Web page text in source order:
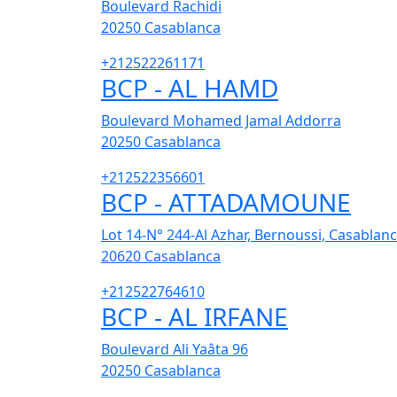
Boulevard Rachidi
20250 Casablanca
+212522261171
BCP - AL HAMD
Boulevard Mohamed Jamal Addorra
20250 Casablanca
+212522356601
BCP - ATTADAMOUNE
Lot 14-N° 244-Al Azhar, Bernoussi,
20620 Casablanca
+212522764610
BCP - AL IRFANE
Boulevard Ali Yaâta 96
20250 Casablanca